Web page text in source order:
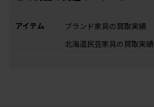
アイテム
ブランド家具の買取実績
北海道民芸家具の買取実績